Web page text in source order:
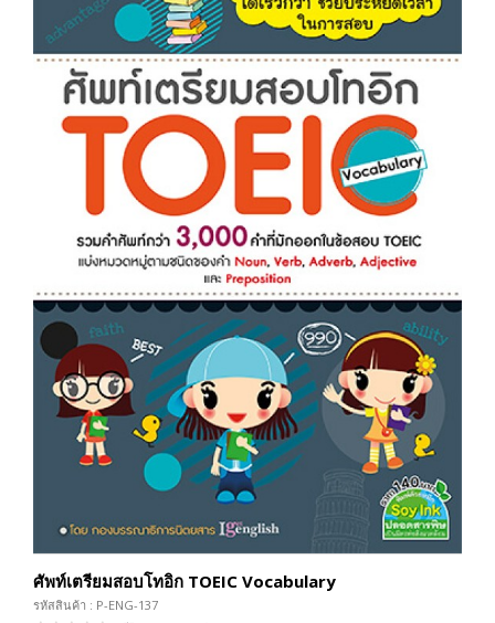
ศัพท์เตรียมสอบโทอิก TOEIC Vocabulary
รหัสสินค้า : P-ENG-137